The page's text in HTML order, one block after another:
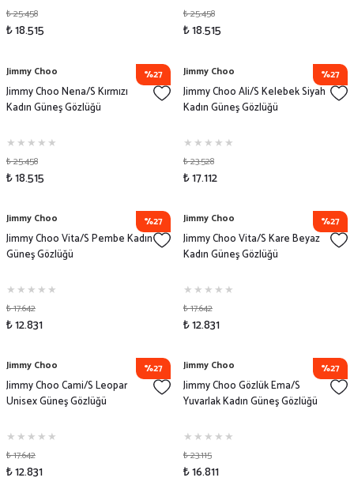
₺ 25.458
₺ 18.515
₺ 25.458
₺ 18.515
%27
Jimmy Choo
Jimmy Choo Nena/S Kırmızı
Kadın Güneş Gözlüğü
₺ 25.458
₺ 18.515
%27
Jimmy Choo
Jimmy Choo Ali/S Kelebek Siyah
Kadın Güneş Gözlüğü
₺ 23.528
₺ 17.112
%27
Jimmy Choo
Jimmy Choo Vita/S Pembe Kadın
Güneş Gözlüğü
₺ 17.642
₺ 12.831
%27
Jimmy Choo
Jimmy Choo Vita/S Kare Beyaz
Kadın Güneş Gözlüğü
₺ 17.642
₺ 12.831
%27
Jimmy Choo
Jimmy Choo Cami/S Leopar
Unisex Güneş Gözlüğü
₺ 17.642
₺ 12.831
%27
Jimmy Choo
Jimmy Choo Gözlük Ema/S
Yuvarlak Kadın Güneş Gözlüğü
₺ 23.115
₺ 16.811